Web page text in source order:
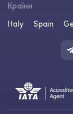
Країни
Italy
Spain